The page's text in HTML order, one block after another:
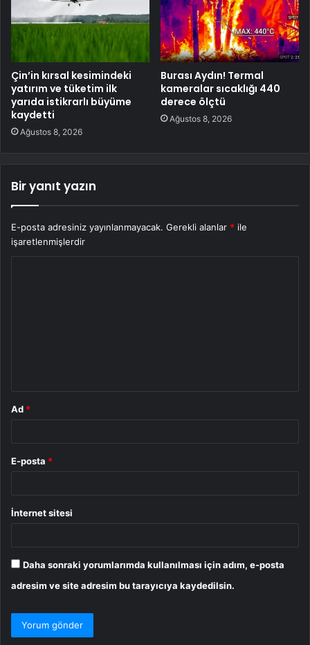
Çin’in kırsal kesimindeki
yatırım ve tüketim ilk
yarıda istikrarlı büyüme
kaydetti
Ağustos 8, 2026
Burası Aydın! Termal
kameralar sıcaklığı 440
derece ölçtü
Ağustos 8, 2026
Bir yanıt yazın
E-posta adresiniz yayınlanmayacak. Gerekli alanlar * ile
işaretlenmişlerdir
Ad *
E-posta *
İnternet sitesi
Daha sonraki yorumlarımda kullanılması için adım, e-posta
adresim ve site adresim bu tarayıcıya kaydedilsin.